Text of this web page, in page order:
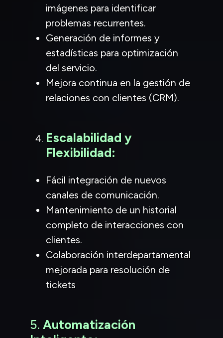
imágenes para identificar
problemas recurrentes.
Generación de informes y
estadísticas para optimización
del servicio.
Mejora continua en la gestión de
relaciones con clientes (CRM).
Escalabilidad y
Flexibilidad:
Fácil integración de nuevos
canales de comunicación.
Mantenimiento de un historial
completo de interacciones con
clientes.
Colaboración interdepartamental
mejorada para resolución de
tickets
5. Automatización